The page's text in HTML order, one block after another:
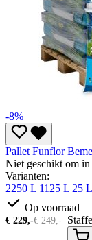
-8%
Pallet Funflor
Niet geschikt om in
Varianten:
2250 L 1125 L 25 L
Op voorraad
€ 229,-€249,-